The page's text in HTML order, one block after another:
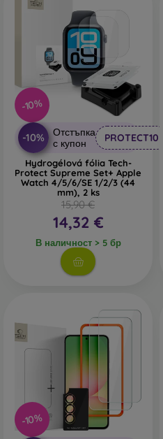
-10%
-10%
Отстъпка
с купон
PROTECT10
Hydrogélová fólia Tech-
Protect Supreme Set+ Apple
Watch 4/5/6/SE 1/2/3 (44
mm), 2 ks
15,90 €
14,32 €
В наличност > 5 бр
-10%